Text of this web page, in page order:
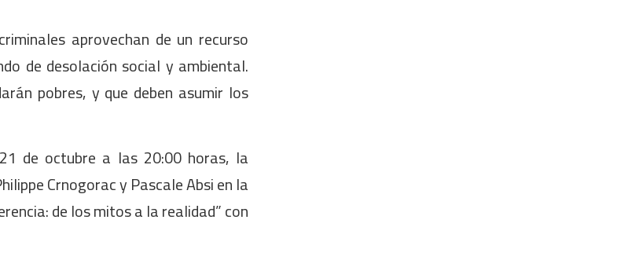
aprovechan de un recurso
de desolación social y ambiental.
pobres, y que deben asumir los
de octubre a las 20:00 horas, la
Crnogorac y Pascale Absi en la
de los mitos a la realidad” con